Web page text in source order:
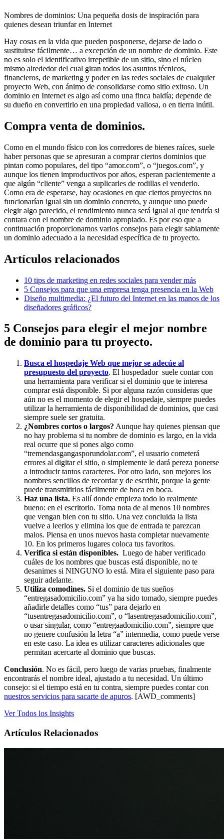
Nombres de dominios: Una pequeña dosis de inspiración para
quienes desean triunfar en Internet
Hay cosas en la vida que pueden posponerse, dejarse de lado o
sustituirse fácilmente… a excepción de un nombre de dominio. Este
no es solo el identificativo irrepetible de un sitio, sino el núcleo
mismo alrededor del cual giran todos los asuntos técnicos,
financieros, de marketing y poder en las redes sociales de cualquier
proyecto Web, con ánimo de consolidarse como sitio exitoso. Un
dominio en Internet es algo así como una finca baldía; depende de
su dueño en convertirlo en una propiedad valiosa, o en tierra inútil.
Compra venta de dominios.
Como en el mundo físico con los corredores de bienes raíces, suele
haber personas que se apresuran a comprar ciertos dominios que
pintan como populares, del tipo “amor.com”, o “juegos.com”, y
aunque los tienen improductivos por años, esperan pacientemente a
que algún “cliente” venga a suplicarles de rodillas el venderlo.
Como era de esperarse, hay ocasiones en que ciertos proyectos no
funcionarían igual sin un dominio concreto, y aunque uno puede
elegir algo parecido, el rendimiento nunca será igual al que tendría si
contara con el nombre de dominio apropiado. Es por eso que a
continuación proporcionamos varios consejos para elegir sabiamente
un dominio adecuado a la necesidad específica de tu proyecto.
Artículos relacionados
10 tips de marketing en redes sociales para vender más
5 Consejos para que una empresa tenga presencia en la Web
Diseño multimedia: ¿El futuro del Internet en las manos de los
diseñadores gráficos?
5 Consejos para elegir el mejor nombre
de dominio para tu proyecto.
Busca el hospedaje Web que mejor se adecúe al
presupuesto del proyecto. El hospedador suele contar con
una herramienta para verificar si el dominio que te interesa
comprar está disponible. Si por alguna razón consideras que
aún no es el momento de elegir el hospedaje, siempre puedes
utilizar la herramienta de disponibilidad de dominios, que casi
siempre suele ser gratuita.
¿Nombres cortos o largos? Aunque hay quienes piensan que
no hay problema si tu nombre de dominio es largo, en la vida
real ocurre que si pones algo como
“tremendasgangasporundolar.com”, el usuario cometerá
errores al digitar el sitio, o simplemente le dará pereza ponerse
a introducir tantos caracteres. Por otro lado, son mejores los
nombres sencillos de recordar y de escribir, porque la gente
puede transmitirlos fácilmente de boca en boca.
Haz una lista. Es allí donde empieza todo lo realmente
bueno: en el escritorio. Toma nota de al menos 10 nombres
que vengan bien con tu sitio. Una vez concluida la lista
vuelve a leerlos y elimina los que de entrada te parezcan
malos. Piensa en unos nuevos hasta completar nuevamente
10. En los primeros lugares coloca tus favoritos.
Verifica si están disponibles. Luego de haber verificado
cuáles de los nombres que buscas está disponible, no te
desanimes si NINGUNO lo está. Mira el siguiente paso para
seguir adelante.
Utiliza comodines. Si el dominio de tus sueños
“entregasadomicilio.com” ya ha sido tomado, siempre puedes
añadirle detalles como “tus” para dejarlo en
“tusentregasadomicilio.com”, o “lasentregasadomicilio.com”,
o usar singular, como “entregaadomicilio.com”, siempre que
no genere confusión la letra “a” intermedia, como puede verse
en este caso. La idea es utilizar caracteres adicionales que
permitan acercarte al dominio que buscas.
Conclusión. No es fácil, pero luego de varias pruebas, finalmente
encontrarás el nombre ideal, ajustado a tu necesidad. Un último
consejo: si el tiempo está en tu contra, siempre puedes contar con
nuestros servicios para sacarte de apuros. [AWD_comments]
Ver Todos los Insights
Artículos Relacionados